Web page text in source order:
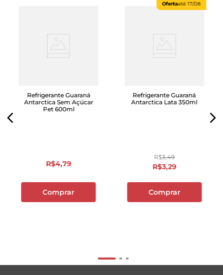
Refrigerante Guaraná
Antarctica Sem Açúcar
Pet 600ml
R$4,79
Comprar
Ofertaaté17/08
Refrigerante Guaraná
Antarctica Lata 350ml
R$3,49
R$3,29
Comprar